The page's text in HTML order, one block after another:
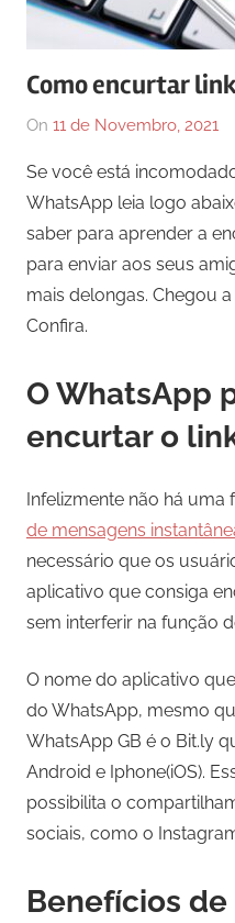
Como encurtar
On 11 de Novembro, 2021
Se você está
WhatsApp leia logo
saber para aprender a
para enviar aos seus
mais delongas. Chegou
Confira.
O WhatsApp
encurtar o
Infelizmente não há uma
de mensagens
necessário que os
aplicativo que consiga
sem interferir na função
O nome do aplicativo
do WhatsApp, mesmo
WhatsApp GB é o Bit.ly
Android e Iphone(iOS).
possibilita o
sociais, como o
Benefícios